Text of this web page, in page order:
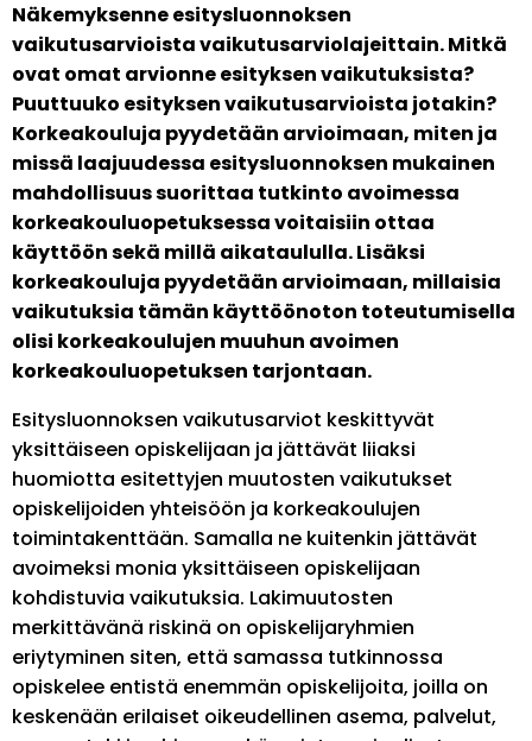
Näkemyksenne esitysluonnoksen
vaikutusarvioista vaikutusarviolajeittain. Mitkä
ovat omat arvionne esityksen vaikutuksista?
Puuttuuko esityksen vaikutusarvioista jotakin?
Korkeakouluja pyydetään arvioimaan, miten ja
missä laajuudessa esitysluonnoksen mukainen
mahdollisuus suorittaa tutkinto avoimessa
korkeakouluopetuksessa voitaisiin ottaa
käyttöön sekä millä aikataululla. Lisäksi
korkeakouluja pyydetään arvioimaan, millaisia
vaikutuksia tämän käyttöönoton toteutumisella
olisi korkeakoulujen muuhun avoimen
korkeakouluopetuksen tarjontaan.
Esitysluonnoksen vaikutusarviot keskittyvät
yksittäiseen opiskelijaan ja jättävät liiaksi
huomiotta esitettyjen muutosten vaikutukset
opiskelijoiden yhteisöön ja korkeakoulujen
toimintakenttään. Samalla ne kuitenkin jättävät
avoimeksi monia yksittäiseen opiskelijaan
kohdistuvia vaikutuksia. Lakimuutosten
merkittävänä riskinä on opiskelijaryhmien
eriytyminen siten, että samassa tutkinnossa
opiskelee entistä enemmän opiskelijoita, joilla on
keskenään erilaiset oikeudellinen asema, palvelut,